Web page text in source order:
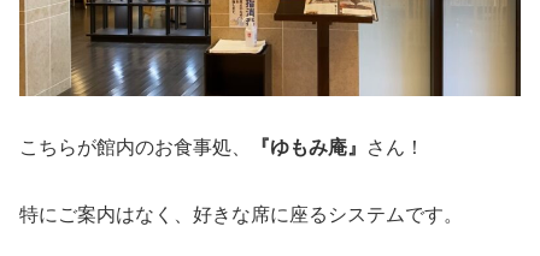
こちらが館内のお食事処、 『ゆもみ庵』 さん！
特にご案内はなく、好きな席に座るシステムです。